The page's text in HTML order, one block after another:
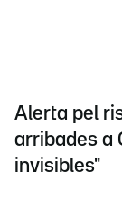
Alerta pel
arribades a
invisibles"